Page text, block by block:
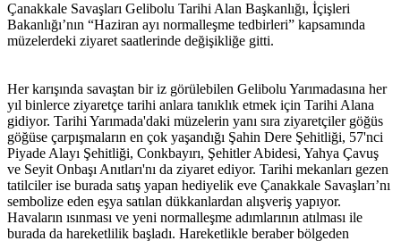
Çanakkale Savaşları Gelibolu Tarihi Alan Başkanlığı, İçişleri
Bakanlığı’nın “Haziran ayı normalleşme tedbirleri” kapsamında
müzelerdeki ziyaret saatlerinde değişikliğe gitti.
Her karışında savaştan bir iz görülebilen Gelibolu Yarımadasına her
yıl binlerce ziyaretçe tarihi anlara tanıklık etmek için Tarihi Alana
gidiyor. Tarihi Yarımada'daki müzelerin yanı sıra ziyaretçiler göğüs
göğüse çarpışmaların en çok yaşandığı Şahin Dere Şehitliği, 57'nci
Piyade Alayı Şehitliği, Conkbayırı, Şehitler Abidesi, Yahya Çavuş
ve Seyit Onbaşı Anıtları'nı da ziyaret ediyor. Tarihi mekanları gezen
tatilciler ise burada satış yapan hediyelik eve Çanakkale Savaşları’nı
sembolize eden eşya satılan dükkanlardan alışveriş yapıyor.
Havaların ısınması ve yeni normalleşme adımlarının atılması ile
burada da hareketlilik başladı. Hareketlikle beraber bölgeden